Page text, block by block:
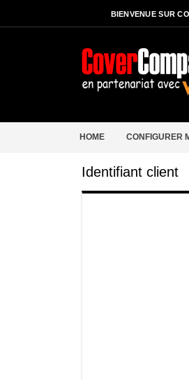
BIENVENUE SUR
HOME CONFIGURER
Identifiant client